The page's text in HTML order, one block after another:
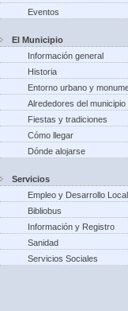
Eventos
El Municipio
Información general
Historia
Entorno urbano y
Alrededores del municipio
Fiestas y tradiciones
Cómo llegar
Dónde alojarse
Servicios
Empleo y Desarrollo Local
Bibliobus
Información y Registro
Sanidad
Servicios Sociales